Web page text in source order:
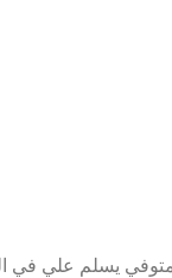
يسلم علي في